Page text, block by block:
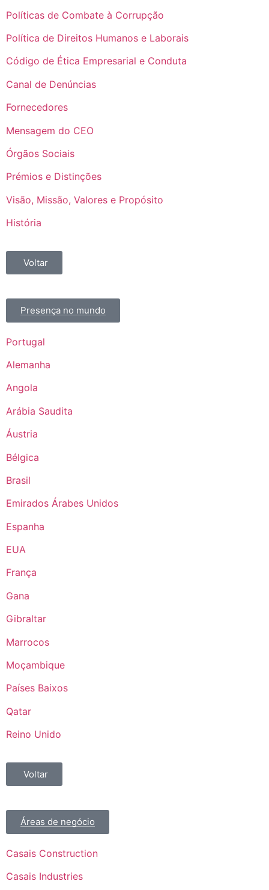
Políticas de Combate à Corrupção
Política de Direitos Humanos e Laborais
Código de Ética Empresarial e Conduta
Canal de Denúncias
Fornecedores
Mensagem do CEO
Órgãos Sociais
Prémios e Distinções
Visão, Missão, Valores e Propósito
História
Voltar
Presença no mundo
Portugal
Alemanha
Angola
Arábia Saudita
Áustria
Bélgica
Brasil
Emirados Árabes Unidos
Espanha
EUA
França
Gana
Gibraltar
Marrocos
Moçambique
Países Baixos
Qatar
Reino Unido
Voltar
Áreas de negócio
Casais Construction
Casais Industries